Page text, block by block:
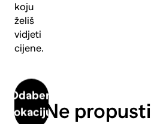
koju
želiš
vidjeti
cijene.
Odaberi
lokacijuNe propusti